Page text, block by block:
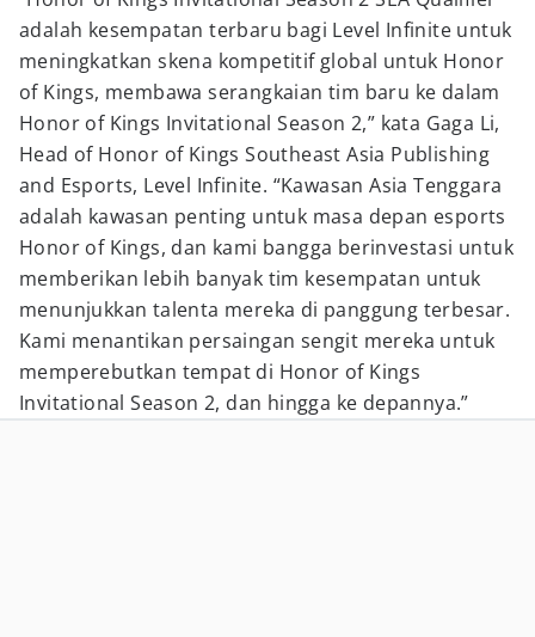
adalah kesempatan terbaru bagi Level Infinite untuk
meningkatkan skena kompetitif global untuk Honor
of Kings, membawa serangkaian tim baru ke dalam
Honor of Kings Invitational Season 2,” kata Gaga Li,
Head of Honor of Kings Southeast Asia Publishing
and Esports, Level Infinite. “Kawasan Asia Tenggara
adalah kawasan penting untuk masa depan esports
Honor of Kings, dan kami bangga berinvestasi untuk
memberikan lebih banyak tim kesempatan untuk
menunjukkan talenta mereka di panggung terbesar.
Kami menantikan persaingan sengit mereka untuk
memperebutkan tempat di Honor of Kings
Invitational Season 2, dan hingga ke depannya.”